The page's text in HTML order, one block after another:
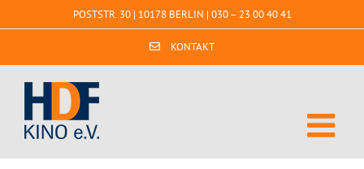
Inhalt
POSTSTR. 30 | 10178 BERLIN | 030 – 23 00 40 41
KONTAKT